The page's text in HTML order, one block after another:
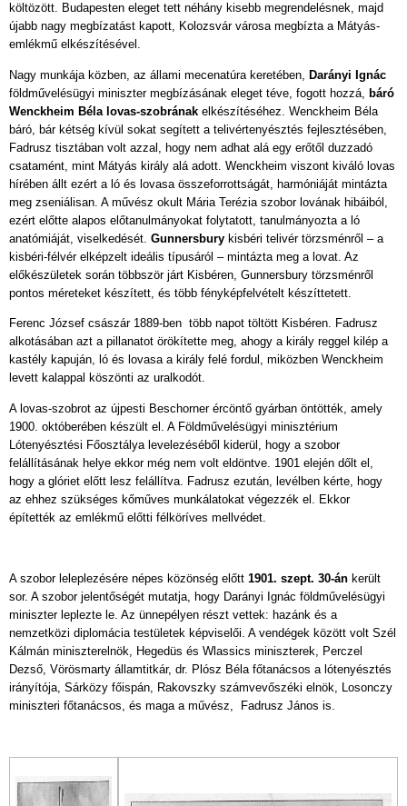
költözött. Budapesten eleget tett néhány kisebb megrendelésnek, majd
újabb nagy megbízatást kapott, Kolozsvár városa megbízta a Mátyás-
emlékmű elkészítésével.
Nagy munkája közben, az állami mecenatúra keretében,
Darányi Ignác
földművelésügyi miniszter megbízásának eleget téve, fogott hozzá,
báró
Wenckheim Béla lovas-szobrának elkészítéséhez. Wenckheim Béla
báró, bár kétség kívül sokat segített a telivértenyésztés fejlesztésében,
Fadrusz tisztában volt azzal, hogy nem adhat alá egy erőtől duzzadó
csatamént, mint Mátyás király alá adott. Wenckheim viszont kiváló lovas
hírében állt ezért a ló és lovasa összeforrottságát, harmóniáját mintázta
meg zseniálisan. A művész okult Mária Terézia szobor lovának hibáiból,
ezért előtte alapos előtanulmányokat folytatott, tanulmányozta a ló
anatómiáját, viselkedését. Gunnersbury kisbéri telivér törzsménről – a
kisbéri-félvér elképzelt ideális típusáról – mintázta meg a lovat. Az
előkészületek során többször járt Kisbéren, Gunnersbury törzsménről
pontos méreteket készített, és több fényképfelvételt készíttetett.
Ferenc József császár 1889-ben több napot töltött Kisbéren. Fadrusz
alkotásában azt a pillanatot örökítette meg, ahogy a király reggel kilép a
kastély kapuján, ló és lovasa a király felé fordul, miközben Wenckheim
levett kalappal köszönti az uralkodót.
A lovas-szobrot az újpesti Beschorner ércöntő gyárban öntötték, amely
1900. októberében készült el. A Földművelésügyi minisztérium
Lótenyésztési Főosztálya levelezéséből kiderül, hogy a szobor
felállításának helye ekkor még nem volt eldöntve. 1901 elején dőlt el,
hogy a glóriet előtt lesz felállítva. Fadrusz ezután, levélben kérte, hogy
az ehhez szükséges kőműves munkálatokat végezzék el. Ekkor
építették az emlékmű előtti félköríves mellvédet.
A szobor leleplezésére népes közönség előtt 1901. szept. 30-án került
sor. A szobor jelentőségét mutatja, hogy Darányi Ignác földművelésügyi
miniszter leplezte le. Az ünnepélyen részt vettek: hazánk és a
nemzetközi diplomácia testületek képviselői. A vendégek között volt Szél
Kálmán miniszterelnök, Hegedüs és Wlassics miniszterek, Perczel
Dezső, Vörösmarty államtitkár, dr. Plósz Béla főtanácsos a lótenyésztés
irányítója, Sárközy főispán, Rakovszky számvevőszéki elnök, Losonczy
miniszteri főtanácsos, és maga a művész, Fadrusz János is.